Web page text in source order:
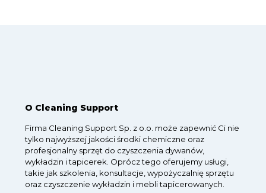
O Cleaning Support
Firma Cleaning Support Sp. z o.o. może zapewnić Ci nie
tylko najwyższej jakości środki chemiczne oraz
profesjonalny sprzęt do czyszczenia dywanów,
wykładzin i tapicerek. Oprócz tego oferujemy usługi,
takie jak szkolenia, konsultacje, wypożyczalnię sprzętu
oraz czyszczenie wykładzin i mebli tapicerowanych.